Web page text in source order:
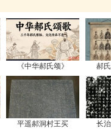
《中华郝氏颂》 郝
平遥郝洞村王买 长